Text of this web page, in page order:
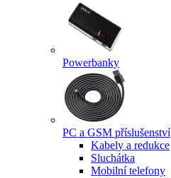
Powerbanky
PC a GSM příslušenství
Kabely a redukce
Sluchátka
Mobilní telefony